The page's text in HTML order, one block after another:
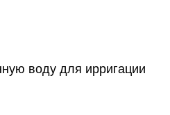
воду для ирригации